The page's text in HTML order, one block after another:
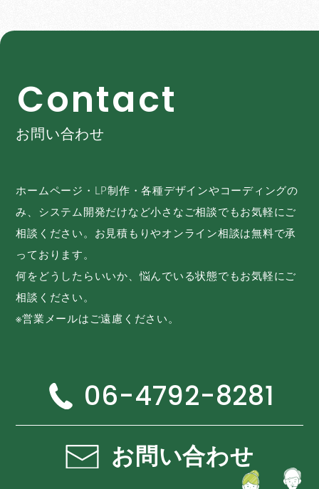
Contact
お問い合わせ
ホームページ・LP制作・各種デザインやコーディングの
み、システム開発だけなど小さなご相談でもお気軽にご
相談ください。お見積もりやオンライン相談は無料で承
っております。
何をどうしたらいいか、悩んでいる状態でもお気軽にご
相談ください。
※営業メールはご遠慮ください。
06-4792-8281
お問い合わせ